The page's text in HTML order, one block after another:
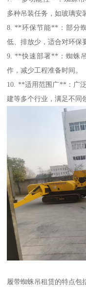
多种吊装任务，如玻璃安
8. **环保节能**：部分
低、排放少，适合对环保
9. **快速部署**：蜘蛛
作，减少工程准备时间。
10. **适用范围广**：广
建等多个行业，满足不同
履带蜘蛛吊租赁的特点包